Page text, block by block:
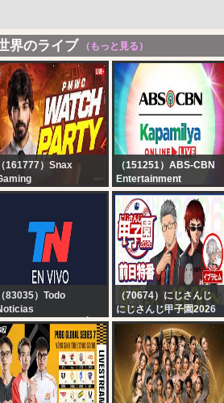
界のライブ （もっと見る）
（161777）Snax
at EWC GROUP
WATCHPARTY WITH
（151251）ABS-CBN
Entertainment
Kapamilya Online Live |
August 7, 2026
（83035）Todo
EN VIVO - SEGUÍ LA
TRANSMISIÓN EN VIVO
TODO NOTICIAS
（70674）にじさんじ
にじさんじ甲子園2026
大会直前！前日特番【 #
にじ甲2026 】